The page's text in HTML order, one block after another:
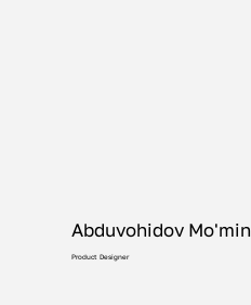
Product Designer
Abduvohidov Mo'min